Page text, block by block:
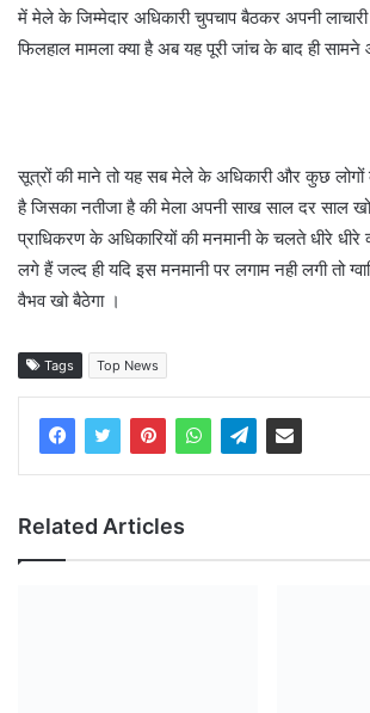
में मेले के जिम्मेदार अधिकारी चुपचाप बैठकर अपनी
फिलहाल मामला क्या है अब यह पूरी जांच के बाद ही
सूत्रों की माने तो यह सब मेले के अधिकारी और कुछ लोगों
है जिसका नतीजा है की मेला अपनी साख साल दर साल
प्राधिकरण के अधिकारियों की मनमानी के चलते धीरे धीरे
लगे हैं जल्द ही यदि इस मनमानी पर लगाम नही लगी तो
वैभव खो बैठेगा ।
Tags Top News
Related Articles